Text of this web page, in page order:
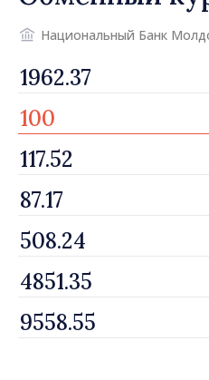
Национальный Банк